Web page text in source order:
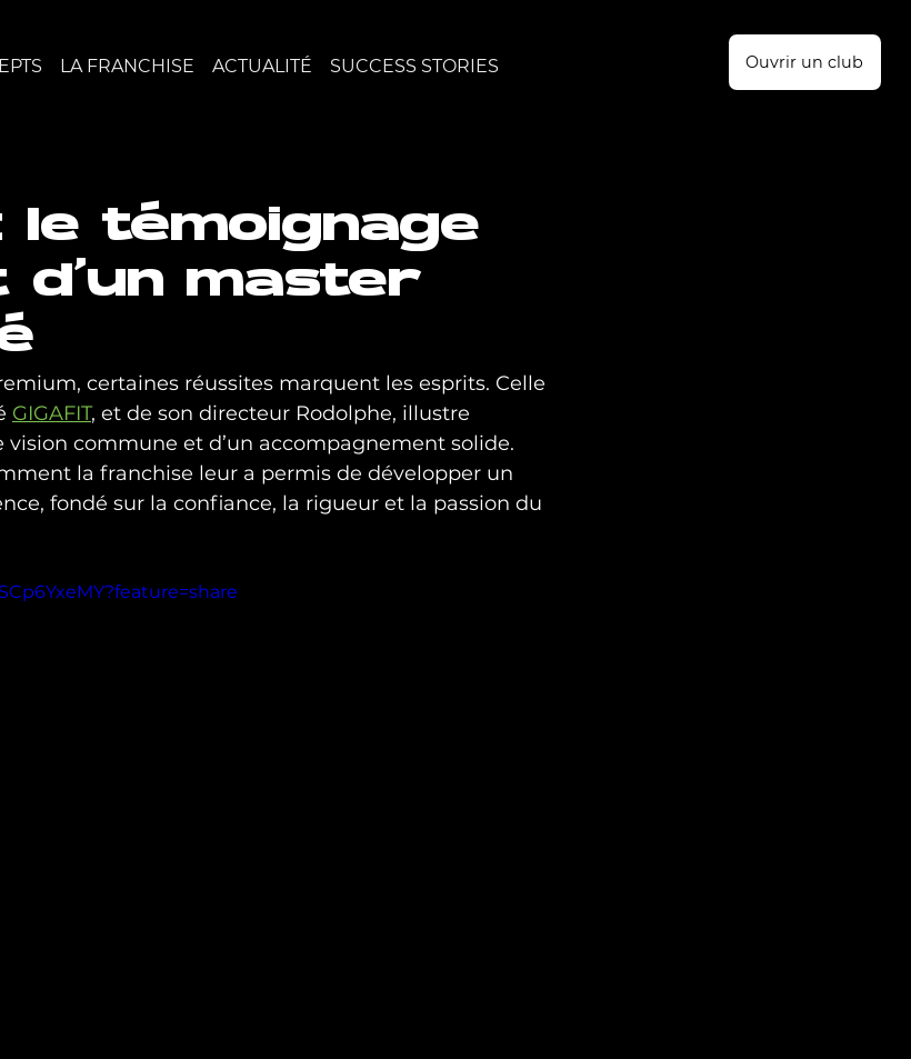
LA FRANCHISE ACTUALITÉ SUCCESS STORIES Ouvrir un club
: le témoignage
d’un master
certaines réussites marquent les esprits. Celle
GIGAFIT, et de son directeur Rodolphe, illustre
vision commune et d’un accompagnement solide.
la franchise leur a permis de développer un
fondé sur la confiance, la rigueur et la passion du